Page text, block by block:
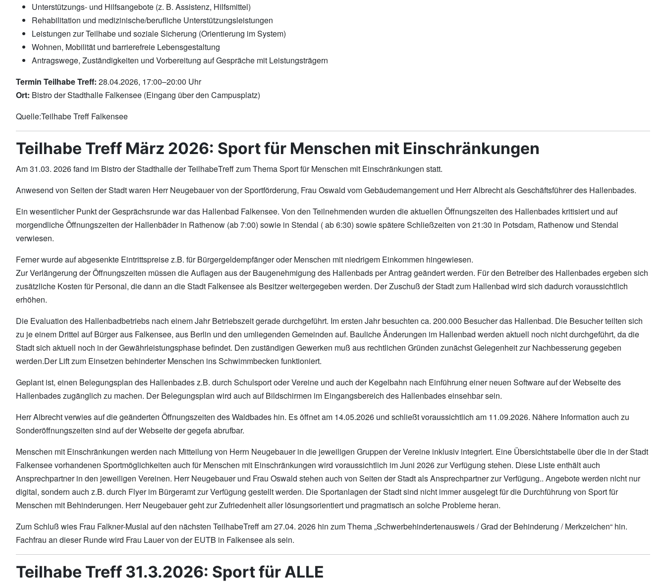
Unterstützungs- und Hilfsangebote (z. B. Assistenz, Hilfsmittel)
Rehabilitation und medizinische/berufliche Unterstützungsleistungen
Leistungen zur Teilhabe und soziale Sicherung (Orientierung im System)
Wohnen, Mobilität und barrierefreie Lebensgestaltung
Antragswege, Zuständigkeiten und Vorbereitung auf Gespräche mit Leistungsträgern
Termin Teilhabe Treff: 28.04.2026, 17:00–20:00 Uhr
Ort: Bistro der Stadthalle Falkensee (Eingang über den Campusplatz)
Quelle:Teilhabe Treff Falkensee
Teilhabe Treff März 2026: Sport für Menschen mit Einschränkungen
Am 31.03. 2026 fand im Bistro der Stadthalle der TeilhabeTreff zum Thema Sport für Menschen mit Einschränkungen statt.
Anwesend von Seiten der Stadt waren Herr Neugebauer von der Sportförderung, Frau Oswald vom Gebäudemangement und Herr Albrecht als Geschäftsführer des Hallenbades.
Ein wesentlicher Punkt der Gesprächsrunde war das Hallenbad Falkensee. Von den Teilnehmenden wurden die aktuellen Öffnungszeiten des Hallenbades kritisiert und auf
morgendliche Öffnungszeiten der Hallenbäder in Rathenow (ab 7:00) sowie in Stendal ( ab 6:30) sowie spätere Schließzeiten von 21:30 in Potsdam, Rathenow und Stendal
verwiesen.
Ferner wurde auf abgesenkte Eintrittspreise z.B. für Bürgergeldempfänger oder Menschen mit niedrigem Einkommen hingewiesen.
Zur Verlängerung der Öffnungszeiten müssen die Auflagen aus der Baugenehmigung des Hallenbads per Antrag geändert werden. Für den Betreiber des Hallenbades ergeben sich
zusätzliche Kosten für Personal, die dann an die Stadt Falkensee als Besitzer weitergegeben werden. Der Zuschuß der Stadt zum Hallenbad wird sich dadurch voraussichtlich
erhöhen.
Die Evaluation des Hallenbadbetriebs nach einem Jahr Betriebszeit gerade durchgeführt. Im ersten Jahr besuchten ca. 200.000 Besucher das Hallenbad. Die Besucher teilten sich
zu je einem Drittel auf Bürger aus Falkensee, aus Berlin und den umliegenden Gemeinden auf. Bauliche Änderungen im Hallenbad werden aktuell noch nicht durchgeführt, da die
Stadt sich aktuell noch in der Gewährleistungsphase befindet. Den zuständigen Gewerken muß aus rechtlichen Gründen zunächst Gelegenheit zur Nachbesserung gegeben
werden.Der Lift zum Einsetzen behinderter Menschen ins Schwimmbecken funktioniert.
Geplant ist, einen Belegungsplan des Hallenbades z.B. durch Schulsport oder Vereine und auch der Kegelbahn nach Einführung einer neuen Software auf der Webseite des
Hallenbades zugänglich zu machen. Der Belegungsplan wird auch auf Bildschirmen im Eingangsbereich des Hallenbades einsehbar sein.
Herr Albrecht verwies auf die geänderten Öffnungszeiten des Waldbades hin. Es öffnet am 14.05.2026 und schließt voraussichtlich am 11.09.2026. Nähere Information auch zu
Sonderöffnungszeiten sind auf der Webseite der gegefa abrufbar.
Menschen mit Einschränkungen werden nach Mitteilung von Herrn Neugebauer in die jeweiligen Gruppen der Vereine inklusiv integriert. Eine Übersichtstabelle über die in der Stadt
Falkensee vorhandenen Sportmöglichkeiten auch für Menschen mit Einschränkungen wird voraussichtlich im Juni 2026 zur Verfügung stehen. Diese Liste enthält auch
Ansprechpartner in den jeweiligen Vereinen. Herr Neugebauer und Frau Oswald stehen auch von Seiten der Stadt als Ansprechpartner zur Verfügung.. Angebote werden nicht nur
digital, sondern auch z.B. durch Flyer im Bürgeramt zur Verfügung gestellt werden. Die Sportanlagen der Stadt sind nicht immer ausgelegt für die Durchführung von Sport für
Menschen mit Behinderungen. Herr Neugebauer geht zur Zufriedenheit aller lösungsorientiert und pragmatisch an solche Probleme heran.
Zum Schluß wies Frau Falkner-Musial auf den nächsten TeilhabeTreff am 27.04. 2026 hin zum Thema „Schwerbehindertenausweis / Grad der Behinderung / Merkzeichen“ hin.
Fachfrau an dieser Runde wird Frau Lauer von der EUTB in Falkensee als sein.
Teilhabe Treff 31.3.2026: Sport für ALLE